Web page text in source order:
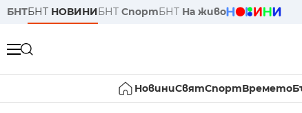
БНТБНТ НОВИНИБНТ СпортБНТ На живо
НовиниСвятСпортВремето